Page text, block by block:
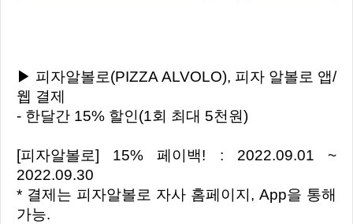
▶ 피자알볼로(PIZZA ALVOLO), 피자 알볼로 앱/
웹 결제
- 한달간 15% 할인(1회 최대 5천원)
[피자알볼로] 15% 페이백! : 2022.09.01 ~
2022.09.30
* 결제는 피자알볼로 자사 홈페이지, App을 통해
가능.